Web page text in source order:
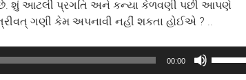
શું આટલી પ્રગતિ અને કન્યા કેળવણી પછી આપણે
ગણી કેમ અપનાવી નહીં શકતા હોઈએ ? ..
00:00